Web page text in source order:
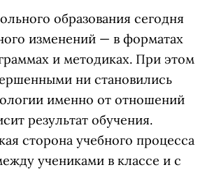
образования сегодня
изменений — в форматах
и методиках. При этом
ни становились
именно от отношений
результат обучения.
сторона учебного процесса
учениками в классе и с